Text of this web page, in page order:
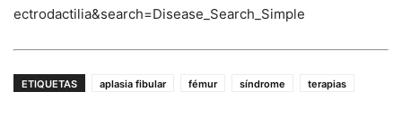
ectrodactilia&search=Disease_Search_Simple
ETIQUETAS aplasia fibular fémur síndrome terapias